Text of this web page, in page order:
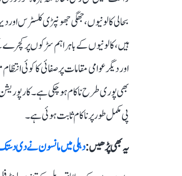
راحت نہیں مل رہی، حالانکہ ہر ماہ
بحالی کالونیوں، جھگی جھونپڑی
ہیں، کالونیوں کے باہر اہم سڑکوں پر کچرے
اور دیگر عوامی مقامات پر صفائی کا کوئی
بھی پوری طرح ناکام ہو چکی ہے۔
پی مکمل طور پر ناکام ثابت ہوئی ہے۔
یہ بھی پڑھیں :
دہلی میں مانسون نے دی